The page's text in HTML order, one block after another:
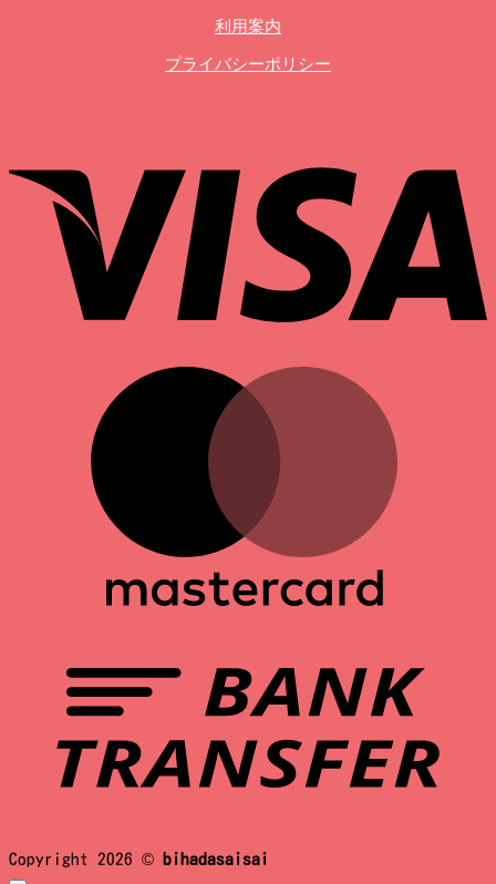
利用案内
プライバシーポリシー
Copyright 2026 © bihadasaisai